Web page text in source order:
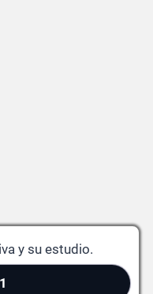
y su estudio.